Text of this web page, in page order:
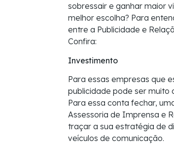
sobressair e ganhar maior
melhor escolha? Para
entre a Publicidade e
Confira:
Investimento
Para essas empresas que
publicidade pode ser muito
Para essa conta fechar,
Assessoria de Imprensa e
traçar a sua estratégia de
veículos de comunicação.